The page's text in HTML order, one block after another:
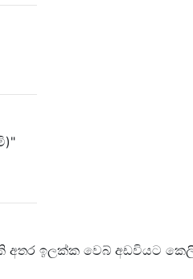
ඉලක්ක වෙබ් අඩවියට